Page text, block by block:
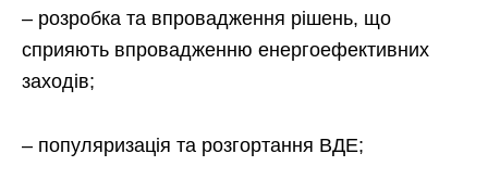
– розробка та впровадження рішень, що
сприяють впровадженню енергоефективних
заходів;
– популяризація та розгортання ВДЕ;